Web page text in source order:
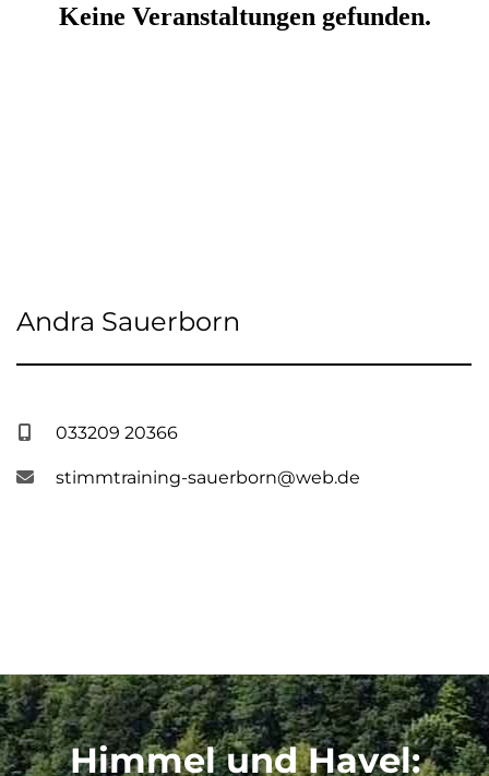
Andra Sauerborn
033209 20366
stimmtraining-sauerborn@web.de
Himmel und Havel: